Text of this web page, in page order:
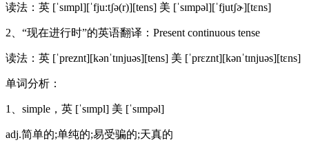
读法：英 [ˈsɪmpl][ˈfju:tʃə(r)][tens] 美 [ˈsɪmpəl][ˈfjutʃɚ][tɛns]
2、“现在进行时”的英语翻译：Present continuous tense
读法：英 [ˈpreznt][kənˈtɪnjuəs][tens] 美 [ˈprɛznt][kənˈtɪnjuəs][tɛns]
单词分析：
1、simple，英 [ˈsɪmpl] 美 [ˈsɪmpəl]
adj.简单的;单纯的;易受骗的;天真的